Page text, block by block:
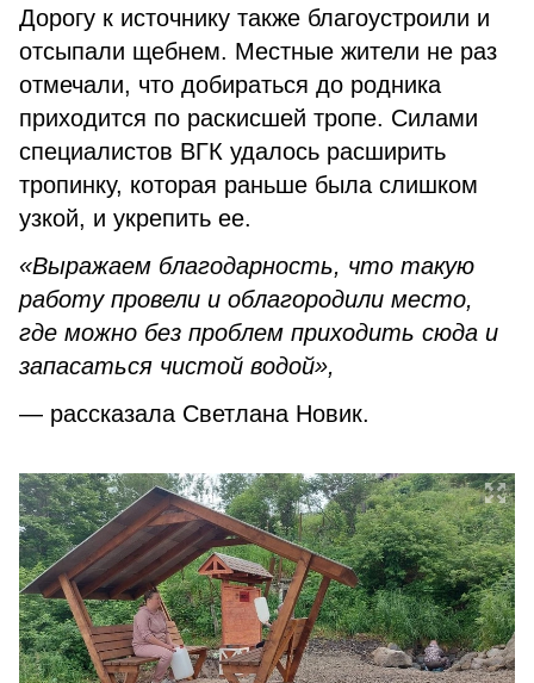
Дорогу к источнику также благоустроили и
отсыпали щебнем. Местные жители не раз
отмечали, что добираться до родника
приходится по раскисшей тропе. Силами
специалистов ВГК удалось расширить
тропинку, которая раньше была слишком
узкой, и укрепить ее.
«Выражаем благодарность, что такую
работу провели и облагородили место,
где можно без проблем приходить сюда и
запасаться чистой водой»,
— рассказала Светлана Новик.